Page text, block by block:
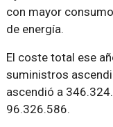
con mayor
de energía.
El coste total ese
suministros
ascendió a
96.326.586.